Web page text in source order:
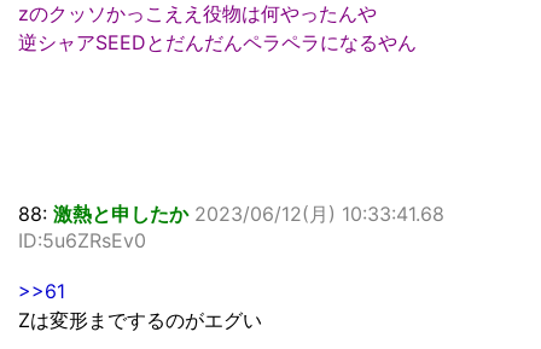
zのクッソかっこええ役物は何やったんや
逆シャアSEEDとだんだんペラペラになるやん
88: 激熱と申したか 2023/06/12(月) 10:33:41.68
ID:5u6ZRsEv0
>>61
Zは変形までするのがエグい